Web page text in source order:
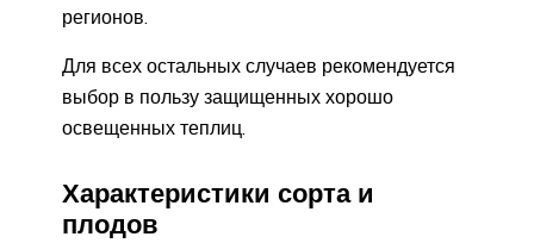
регионов.
Для всех остальных случаев рекомендуется
выбор в пользу защищенных хорошо
освещенных теплиц.
Характеристики сорта и
плодов